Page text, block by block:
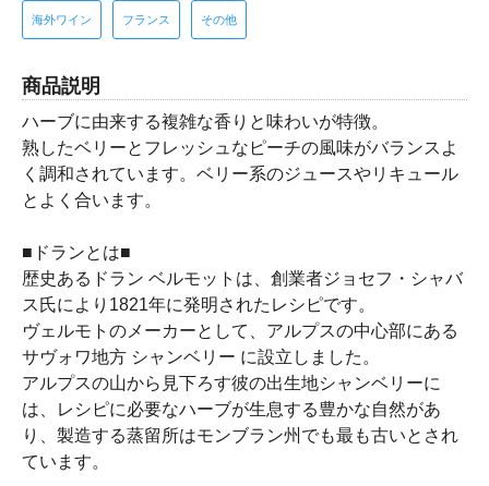
海外ワイン フランス その他
商品説明
ハーブに由来する複雑な香りと味わいが特徴。
熟したベリーとフレッシュなピーチの風味がバランスよ
く調和されています。ベリー系のジュースやリキュール
とよく合います。
■ドランとは■
歴史あるドラン ベルモットは、創業者ジョセフ・シャバ
ス氏により1821年に発明されたレシピです。
ヴェルモトのメーカーとして、アルプスの中心部にある
サヴォワ地方 シャンベリー に設立しました。
アルプスの山から見下ろす彼の出生地シャンベリーに
は、レシピに必要なハーブが生息する豊かな自然があ
り、製造する蒸留所はモンブラン州でも最も古いとされ
ています。